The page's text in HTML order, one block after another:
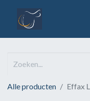
Alle producten Effax